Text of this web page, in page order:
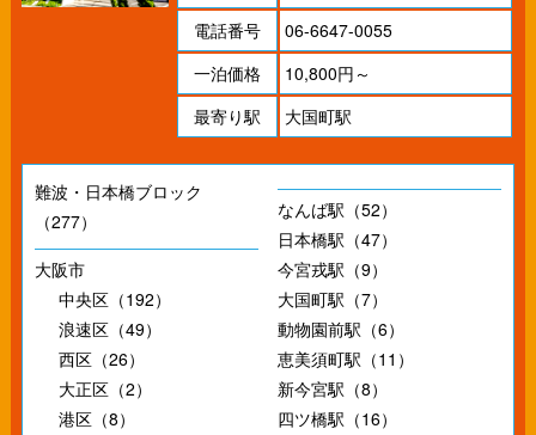
電話番号
06-6647-0055
一泊価格
10,800円～
最寄り駅
大国町駅
難波・日本橋ブロック
（277）
大阪市
中央区（192）
浪速区（49）
西区（26）
大正区（2）
港区（8）
なんば駅（52）
日本橋駅（47）
今宮戎駅（9）
大国町駅（7）
動物園前駅（6）
恵美須町駅（11）
新今宮駅（8）
四ツ橋駅（16）